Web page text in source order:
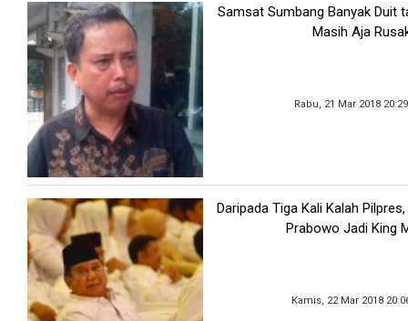
Samsat Sumbang Banyak Duit
Masih Aja
Rabu, 21 Mar 2018
Daripada Tiga Kali Kalah
Prabowo Jadi King
Kamis, 22 Mar 2018